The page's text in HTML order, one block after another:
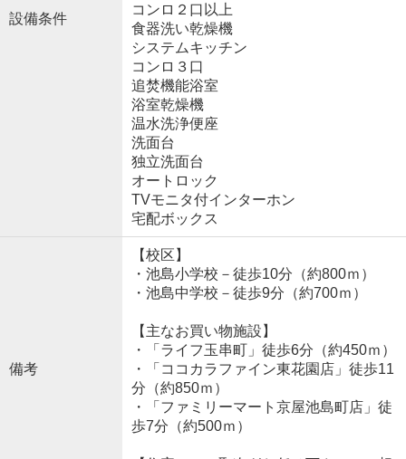
設備条件
コンロ２口以上
食器洗い乾燥機
システムキッチン
コンロ３口
追焚機能浴室
浴室乾燥機
温水洗浄便座
洗面台
独立洗面台
オートロック
TVモニタ付インターホン
宅配ボックス
備考
【校区】
・池島小学校－徒歩10分（約800ｍ）
・池島中学校－徒歩9分（約700ｍ）
【主なお買い物施設】
・「ライフ玉串町」徒歩6分（約450ｍ）
・「ココカラファイン東花園店」徒歩11
分（約850ｍ）
・「ファミリーマート京屋池島町店」徒
歩7分（約500ｍ）